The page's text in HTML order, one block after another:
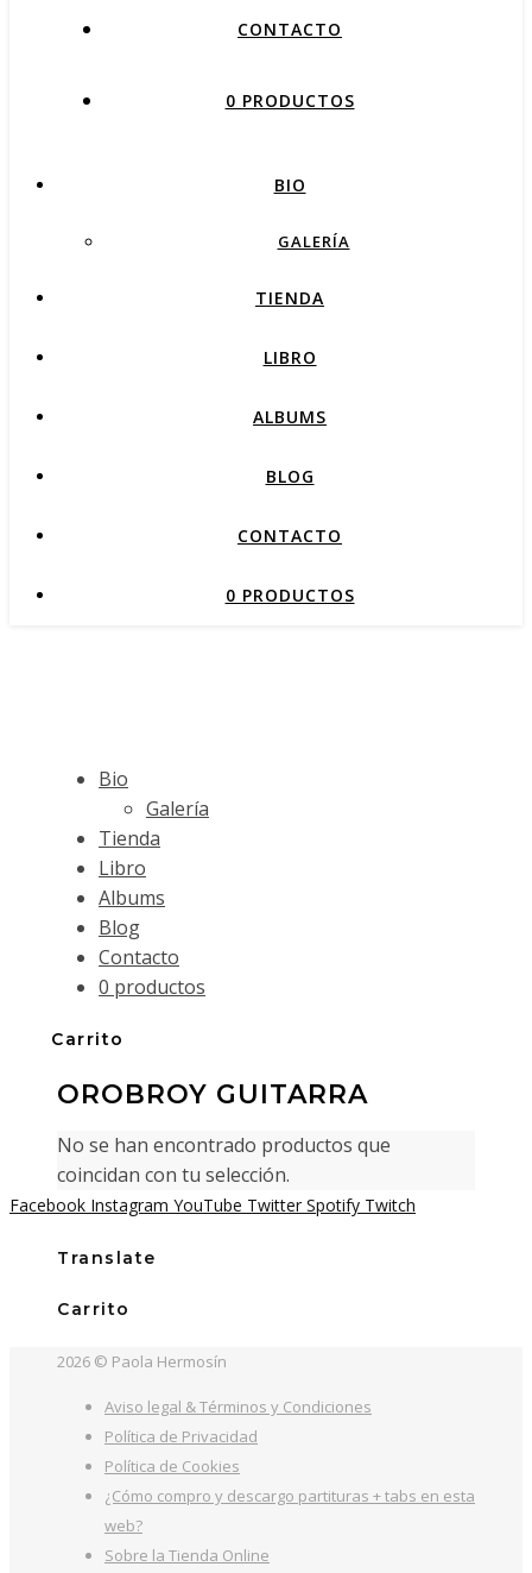
CONTACTO
0 PRODUCTOS
BIO
GALERÍA
TIENDA
LIBRO
ALBUMS
BLOG
CONTACTO
0 PRODUCTOS
Bio
Galería
Tienda
Libro
Albums
Blog
Contacto
0 productos
Carrito
OROBROY GUITARRA
No se han encontrado productos que
coincidan con tu selección.
Facebook Instagram YouTube Twitter Spotify Twitch
Translate
Carrito
2026 © Paola Hermosín
Aviso legal & Términos y Condiciones
Política de Privacidad
Política de Cookies
¿Cómo compro y descargo partituras + tabs en esta
web?
Sobre la Tienda Online